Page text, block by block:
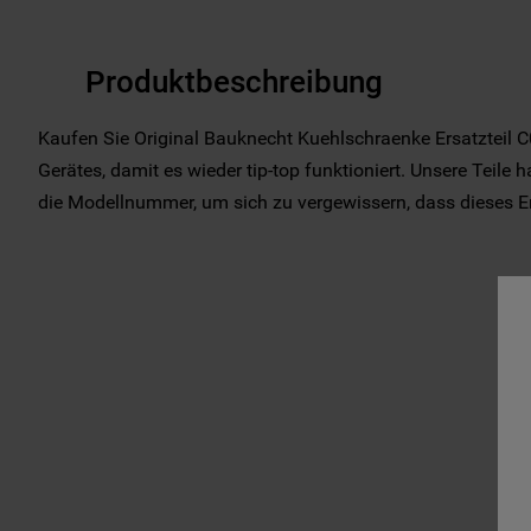
Produktbeschreibung
Kaufen Sie Original Bauknecht Kuehlschraenke Ersatzteil
Gerätes, damit es wieder tip-top funktioniert. Unsere Teile
die Modellnummer, um sich zu vergewissern, dass dieses